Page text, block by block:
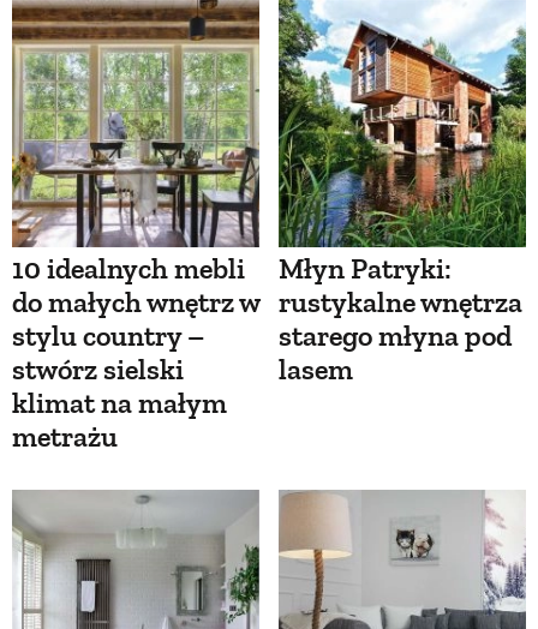
10 idealnych mebli
do małych wnętrz w
stylu country –
stwórz sielski
klimat na małym
metrażu
Młyn Patryki:
rustykalne wnętrza
starego młyna pod
lasem